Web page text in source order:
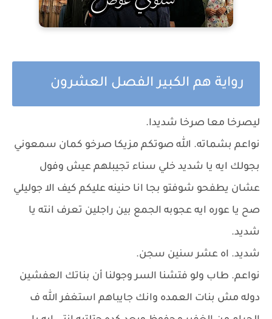
رواية هم الكبير الفصل العشرون
ليصرخا معا صرخا شديدا.
نواعم بشماته. الله صوتكم مزيكا صرخو كمان سمعوني
بجولك ايه يا شديد خلي سناء تجيبلهم عيش وفول
عشان يطفحو شوفتو بجا انا حنينه عليكم كيف الا جوليلي
صح يا عوره ايه عجوبه الجمع بين راجلين تعرف انته يا
شديد.
شديد. اه عشر سنين سجن.
نواعم. طاب ولو فتشنا السر وجولنا أن بناتك العفشين
دوله مش بنات العمده وانك جايباهم استغفر الله ف